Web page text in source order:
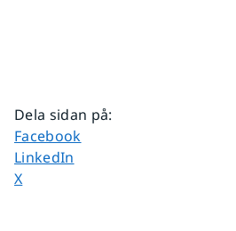
Dela sidan på:
Dela sidan på
Facebook
Dela sidan på
LinkedIn
Dela sidan på
X